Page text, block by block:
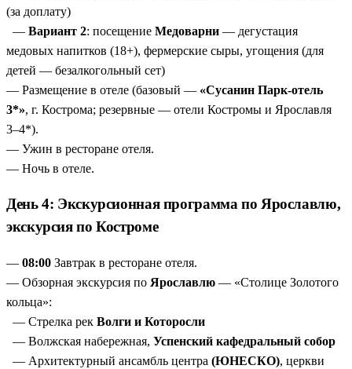
(за доплату)
— Вариант 2: посещение Медоварни — дегустация
медовых напитков (18+), фермерские сыры, угощения (для
детей — безалкогольный сет)
— Размещение в отеле (базовый — «Сусанин Парк-отель
3*», г. Кострома; резервные — отели Костромы и Ярославля
3–4*).
— Ужин в ресторане отеля.
— Ночь в отеле.
День 4: Экскурсионная программа по Ярославлю,
экскурсия по Костроме
— 08:00 Завтрак в ресторане отеля.
— Обзорная экскурсия по Ярославлю — «Столице Золотого
кольца»:
— Стрелка рек Волги и Которосли
— Волжская набережная, Успенский кафедральный собор
— Архитектурный ансамбль центра (ЮНЕСКО), церкви